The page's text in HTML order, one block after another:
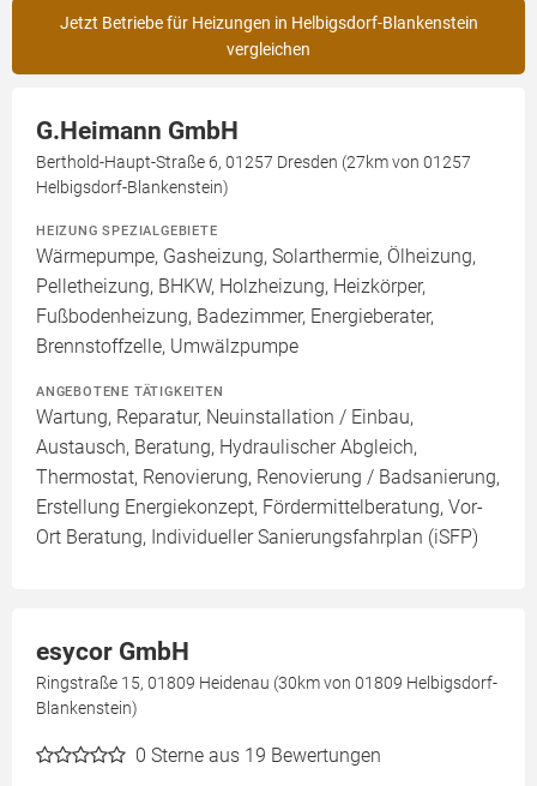
Jetzt Betriebe für Heizungen in Helbigsdorf-Blankenstein
vergleichen
G.Heimann GmbH
Berthold-Haupt-Straße 6, 01257 Dresden (27km von 01257
Helbigsdorf-Blankenstein)
HEIZUNG SPEZIALGEBIETE
Wärmepumpe, Gasheizung, Solarthermie, Ölheizung,
Pelletheizung, BHKW, Holzheizung, Heizkörper,
Fußbodenheizung, Badezimmer, Energieberater,
Brennstoffzelle, Umwälzpumpe
ANGEBOTENE TÄTIGKEITEN
Wartung, Reparatur, Neuinstallation / Einbau,
Austausch, Beratung, Hydraulischer Abgleich,
Thermostat, Renovierung, Renovierung / Badsanierung,
Erstellung Energiekonzept, Fördermittelberatung, Vor-
Ort Beratung, Individueller Sanierungsfahrplan (iSFP)
esycor GmbH
Ringstraße 15, 01809 Heidenau (30km von 01809 Helbigsdorf-
Blankenstein)
0 Sterne aus 19 Bewertungen